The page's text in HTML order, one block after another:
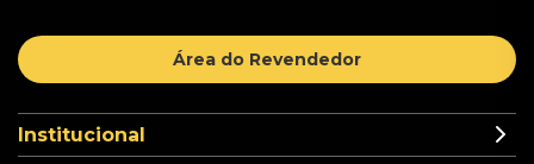
Área do Revendedor
Institucional